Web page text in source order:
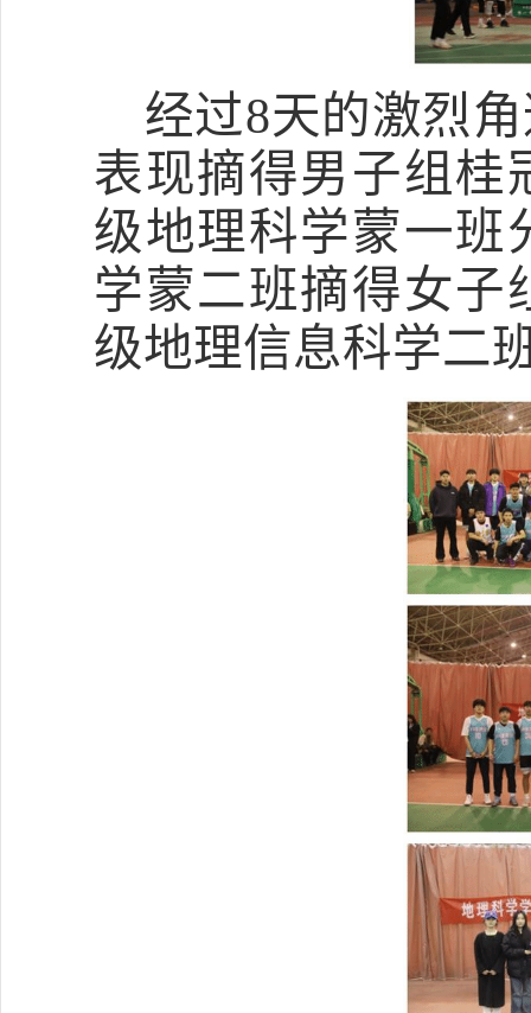
经过8天的激烈
表现摘得男子组桂
级地理科学蒙一班
学蒙二班摘得女子
级地理信息科学二